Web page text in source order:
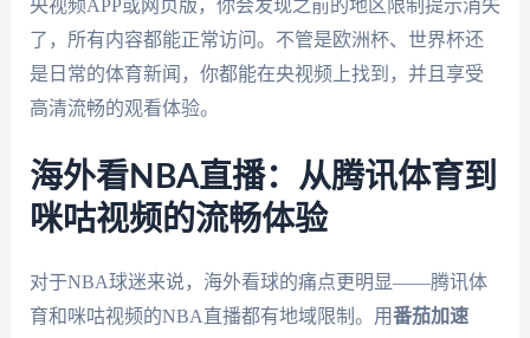
央视频APP或网页版，你会发现之前的地区限制提示消失
了，所有内容都能正常访问。不管是欧洲杯、世界杯还
是日常的体育新闻，你都能在央视频上找到，并且享受
高清流畅的观看体验。
海外看NBA直播：从腾讯体育到
咪咕视频的流畅体验
对于NBA球迷来说，海外看球的痛点更明显——腾讯体
育和咪咕视频的NBA直播都有地域限制。用番茄加速